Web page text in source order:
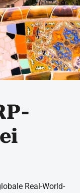
Real-World-